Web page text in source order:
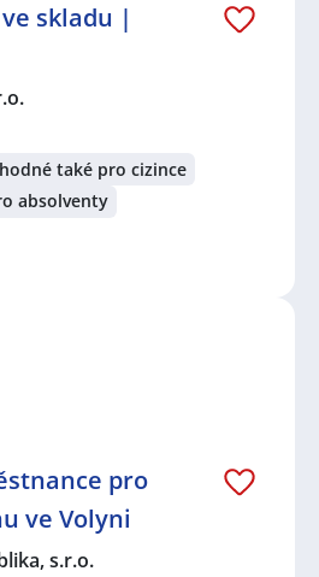
skladu |
také pro cizince
absolventy
pro
ve Volyni
s.r.o.